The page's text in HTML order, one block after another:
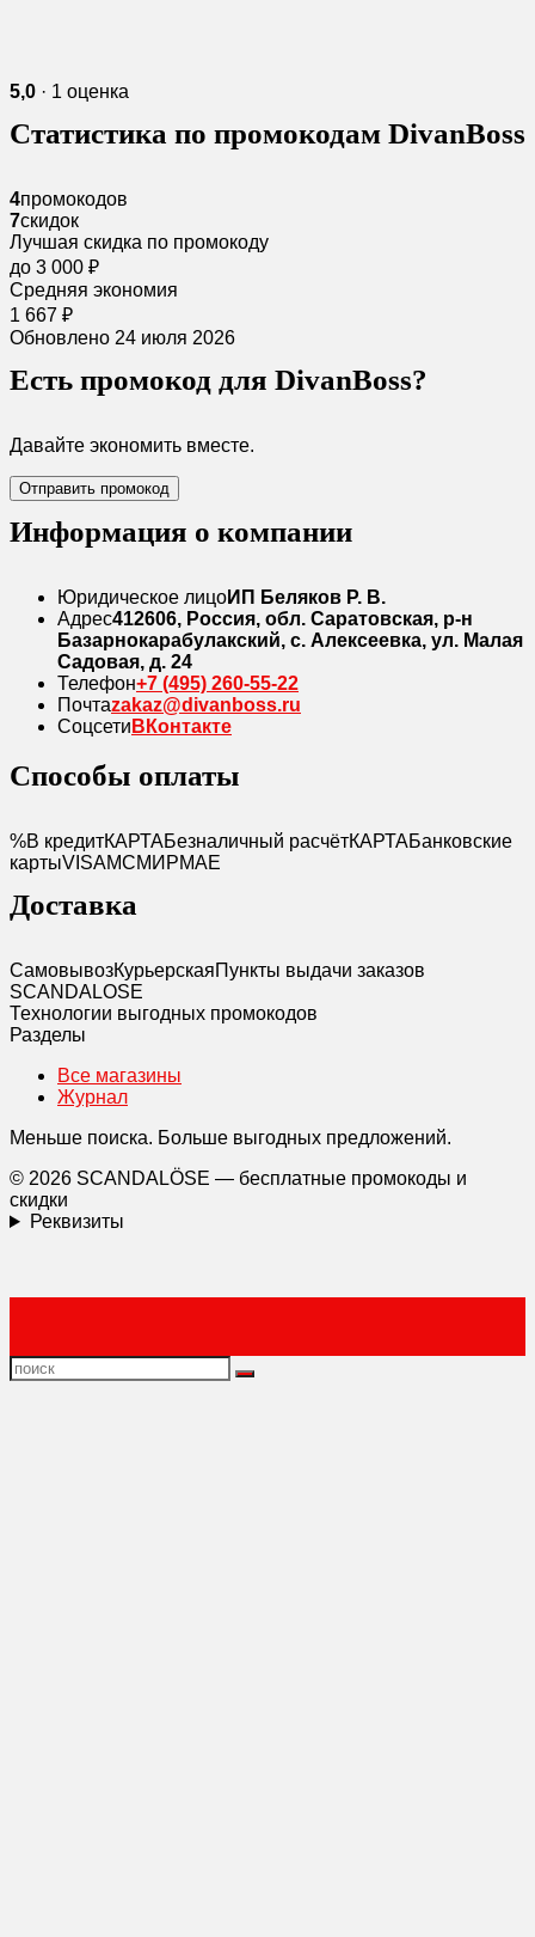
5,0 · 1 оценка
Статистика по промокодам DivanBoss
4промокодов
7скидок
Лучшая скидка по промокоду
до 3 000 ₽
Средняя экономия
1 667 ₽
Обновлено 24 июля 2026
Есть промокод для DivanBoss?
Давайте экономить вместе.
Отправить промокод
Информация о компании
Юридическое лицоИП Беляков Р. В.
Адрес412606, Россия, обл. Саратовская, р-н
Базарнокарабулакский, с. Алексеевка, ул. Малая
Садовая, д. 24
Телефон+7 (495) 260-55-22
Почтаzakaz@divanboss.ru
Соцсети ВКонтакте
Способы оплаты
%В кредитКАРТАБезналичный расчётКАРТАБанковские
картыVISAMCМИРMAE
Доставка
СамовывозКурьерскаяПункты выдачи заказов
SCANDALOSE
Технологии выгодных промокодов
Разделы
Все магазины
Журнал
Меньше поиска. Больше выгодных предложений.
© 2026 SCANDALÖSE — бесплатные промокоды и
скидки
Реквизиты